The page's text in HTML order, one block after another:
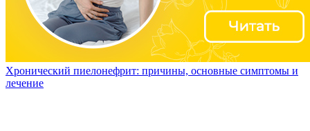
Хронический пиелонефрит: причины, основные симптомы и
лечение